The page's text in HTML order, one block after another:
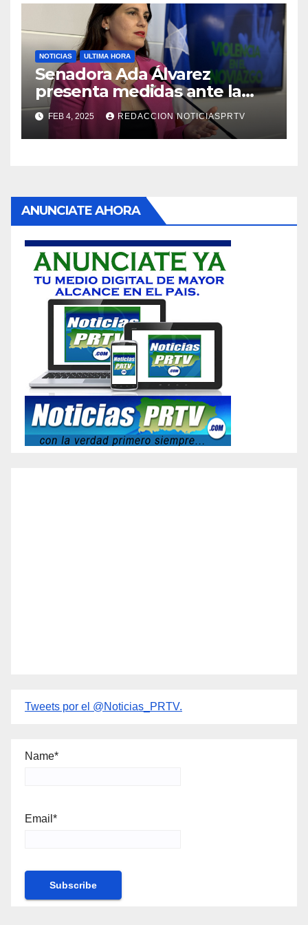
NOTICIAS ULTIMA HORA
Senadora Ada Álvarez
presenta medidas ante la
violencia en el noviazgo
FEB 4, 2025 REDACCION NOTICIASPRTV
ANUNCIATE AHORA
Tweets por el @Noticias_PRTV.
Name*
Email*